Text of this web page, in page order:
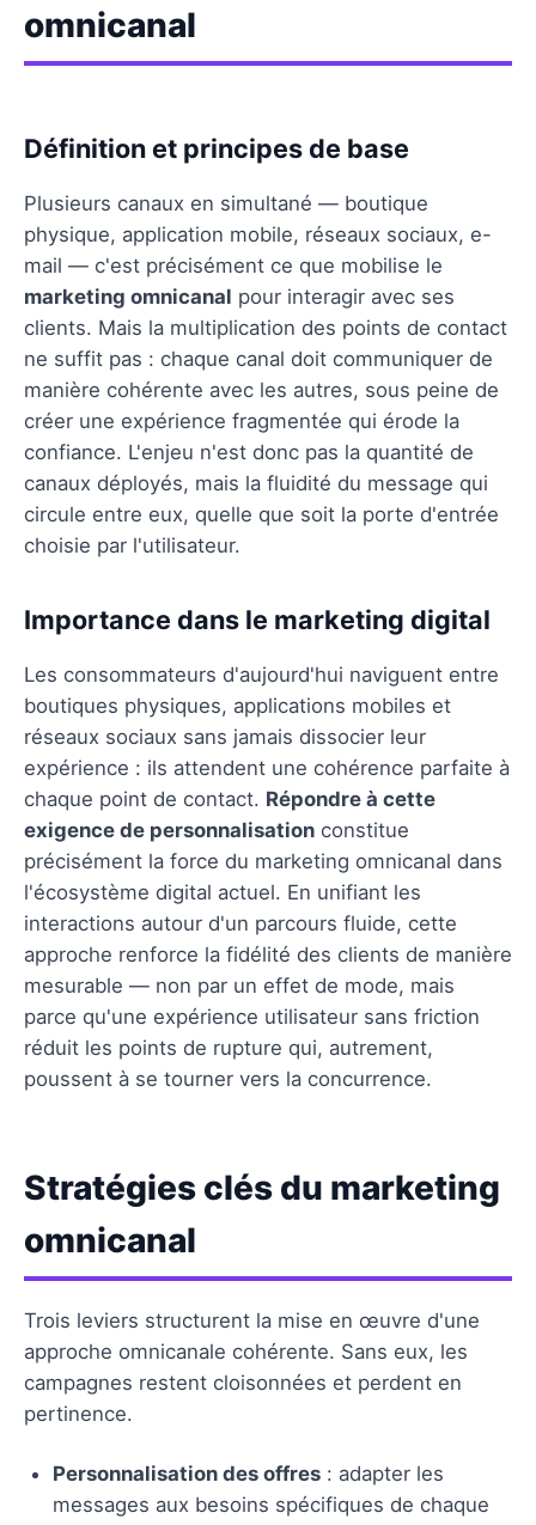
omnicanal
Définition et principes de base
Plusieurs canaux en simultané — boutique
physique, application mobile, réseaux sociaux, e-
mail — c'est précisément ce que mobilise le
marketing omnicanal pour interagir avec ses
clients. Mais la multiplication des points de contact
ne suffit pas : chaque canal doit communiquer de
manière cohérente avec les autres, sous peine de
créer une expérience fragmentée qui érode la
confiance. L'enjeu n'est donc pas la quantité de
canaux déployés, mais la fluidité du message qui
circule entre eux, quelle que soit la porte d'entrée
choisie par l'utilisateur.
Importance dans le marketing digital
Les consommateurs d'aujourd'hui naviguent entre
boutiques physiques, applications mobiles et
réseaux sociaux sans jamais dissocier leur
expérience : ils attendent une cohérence parfaite à
chaque point de contact. Répondre à cette
exigence de personnalisation constitue
précisément la force du marketing omnicanal dans
l'écosystème digital actuel. En unifiant les
interactions autour d'un parcours fluide, cette
approche renforce la fidélité des clients de manière
mesurable — non par un effet de mode, mais
parce qu'une expérience utilisateur sans friction
réduit les points de rupture qui, autrement,
poussent à se tourner vers la concurrence.
Stratégies clés du marketing
omnicanal
Trois leviers structurent la mise en œuvre d'une
approche omnicanale cohérente. Sans eux, les
campagnes restent cloisonnées et perdent en
pertinence.
Personnalisation des offres : adapter les
messages aux besoins spécifiques de chaque